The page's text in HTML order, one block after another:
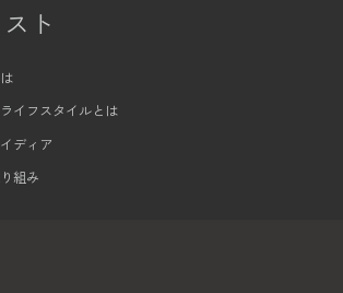
ト
イフスタイルとは
ディア
組み